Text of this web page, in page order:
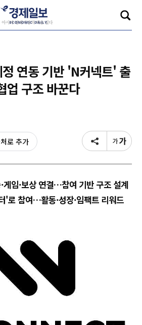
연동 기반 'N커넥트' 출
구조 바꾼다
로 추가
게임·보상 연결…참여 기반 구조 설계
'로 참여…활동·성장·임팩트 리워드